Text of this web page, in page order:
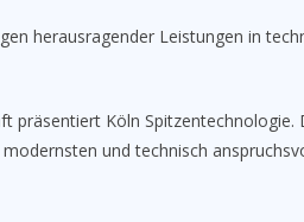
herausragender Leistungen in
präsentiert Köln Spitzentechnologie.
und technisch